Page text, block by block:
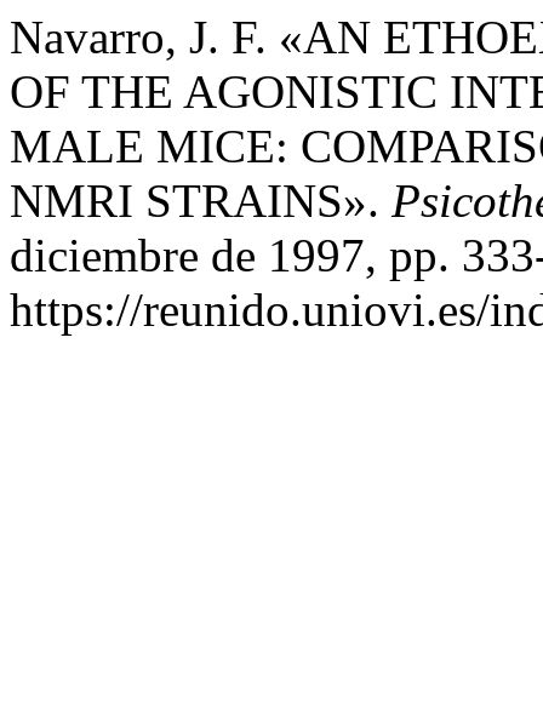
Navarro, J. F. «AN
OF THE AGONISTIC
MALE MICE:
NMRI STRAINS».
diciembre de 1997, pp.
https://reunido.uniovi.es/